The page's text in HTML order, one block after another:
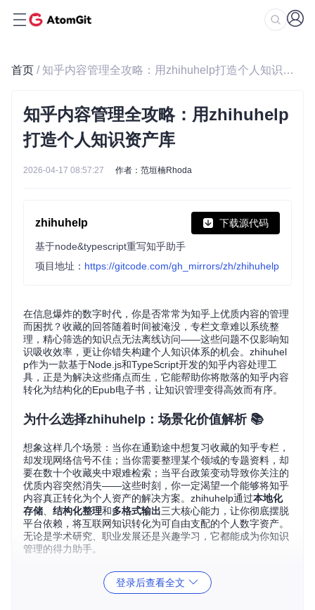
首页 / 知乎内容管理全攻略：用zhihuhelp打造个人知识资产库
知乎内容管理全攻略：用zhihuhelp
打造个人知识资产库
2026-04-17 08:57:27 作者：范垣楠Rhoda
zhihuhelp 下载源代码
基于node&typescript重写知乎助手
项目地址： https://gitcode.com/gh_mirrors/zh/zhihuhelp
在信息爆炸的数字时代，你是否常常为知乎上优质内容的管理
而困扰？收藏的回答随着时间被淹没，专栏文章难以系统整
理，精心筛选的知识点无法离线访问——这些问题不仅影响知
识吸收效率，更让你错失构建个人知识体系的机会。zhihuhel
p作为一款基于Node.js和TypeScript开发的知乎内容处理工
具，正是为解决这些痛点而生，它能帮助你将散落的知乎内容
转化为结构化的Epub电子书，让知识管理变得高效而有序。
为什么选择zhihuhelp：场景化价值解析 📚
想象这样几个场景：当你在通勤途中想复习收藏的知乎专栏，
却发现网络信号不佳；当你需要整理某个领域的专题资料，却
要在数十个收藏夹中艰难检索；当平台政策变动导致你关注的
优质内容突然消失——这些时刻，你一定渴望一个能够将知乎
内容真正转化为个人资产的解决方案。zhihuhelp通过本地化
存储
结构化整理和多格式输出三大核心能力，让你彻底摆脱
平台依赖，将互联网知识转化为可自由支配的个人数字资产。
无论是学术研究、职业发展还是兴趣学习，它都能成为你知识
管理的得力助手。
登录后查看全文